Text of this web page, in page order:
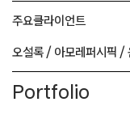
주요클라이언트
오설록 / 아모레퍼시픽 /
Portfolio